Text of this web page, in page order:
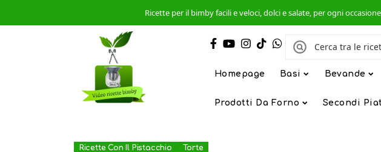
Ricette per il bimby facili e veloci, dolci e salate, per ogni
Homepage Basi Bevande
Prodotti Da Forno Secondi
Ricette Con Il Pistacchio Torte